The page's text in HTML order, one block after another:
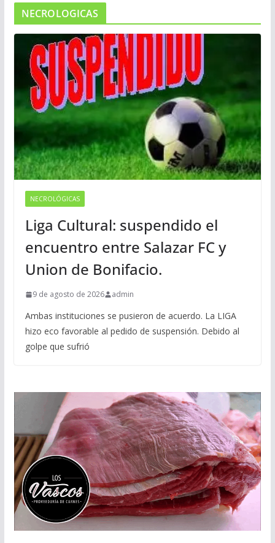
NECROLOGICAS
NECROLÓGICAS
Liga Cultural: suspendido el
encuentro entre Salazar FC y
Union de Bonifacio.
9 de agosto de 2026 admin
Ambas instituciones se pusieron de acuerdo. La LIGA
hizo eco favorable al pedido de suspensión. Debido al
golpe que sufrió